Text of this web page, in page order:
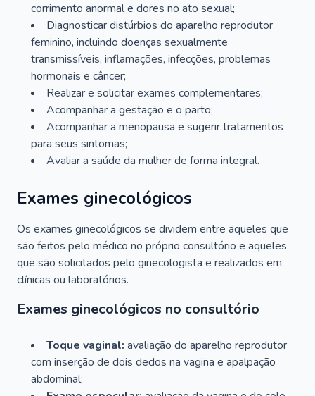
corrimento anormal e dores no ato sexual;
Diagnosticar distúrbios do aparelho reprodutor
feminino, incluindo doenças sexualmente
transmissíveis, inflamações, infecções, problemas
hormonais e câncer;
Realizar e solicitar exames complementares;
Acompanhar a gestação e o parto;
Acompanhar a menopausa e sugerir tratamentos
para seus sintomas;
Avaliar a saúde da mulher de forma integral.
Exames ginecológicos
Os exames ginecológicos se dividem entre aqueles que
são feitos pelo médico no próprio consultório e aqueles
que são solicitados pelo ginecologista e realizados em
clínicas ou laboratórios.
Exames ginecológicos no consultório
Toque vaginal: avaliação do aparelho reprodutor
com inserção de dois dedos na vagina e apalpação
abdominal;